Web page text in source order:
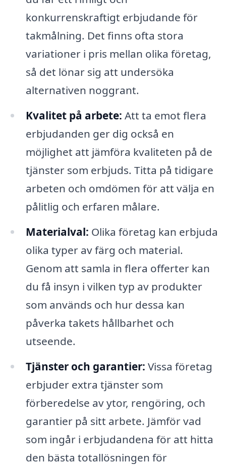
konkurrenskraftigt erbjudande för
takmålning. Det finns ofta stora
variationer i pris mellan olika företag,
så det lönar sig att undersöka
alternativen noggrant.
Kvalitet på arbete: Att ta emot flera
erbjudanden ger dig också en
möjlighet att jämföra kvaliteten på de
tjänster som erbjuds. Titta på tidigare
arbeten och omdömen för att välja en
pålitlig och erfaren målare.
Materialval: Olika företag kan erbjuda
olika typer av färg och material.
Genom att samla in flera offerter kan
du få insyn i vilken typ av produkter
som används och hur dessa kan
påverka takets hållbarhet och
utseende.
Tjänster och garantier: Vissa företag
erbjuder extra tjänster som
förberedelse av ytor, rengöring, och
garantier på sitt arbete. Jämför vad
som ingår i erbjudandena för att hitta
den bästa totallösningen för